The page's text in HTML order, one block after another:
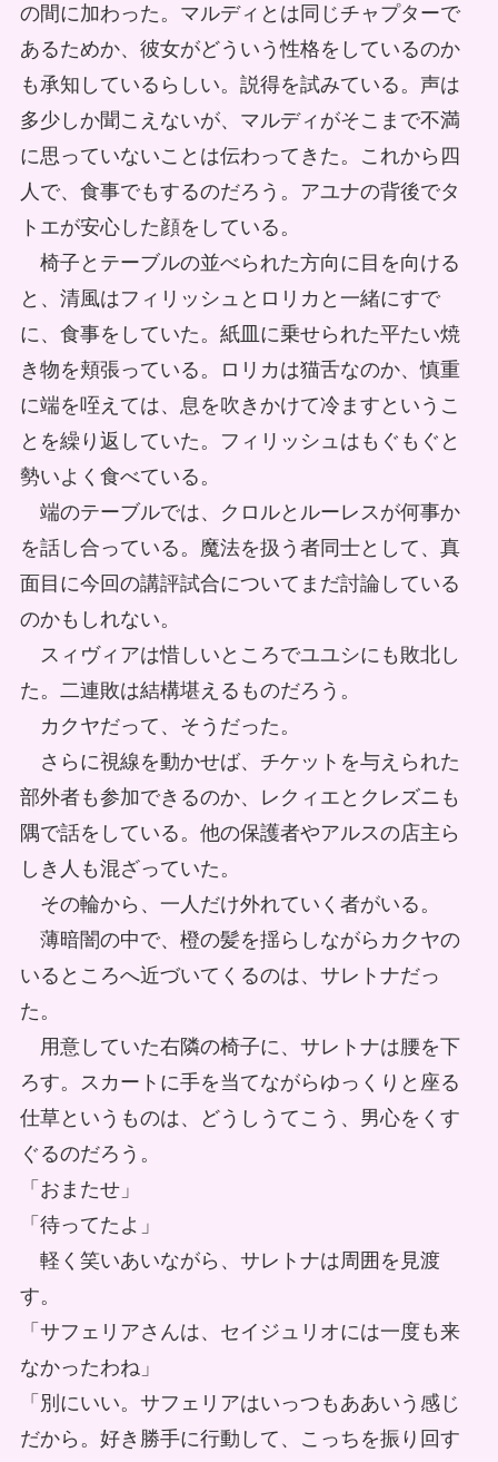
の間に加わった。マルディとは同じチャプターで
あるためか、彼女がどういう性格をしているのか
も承知しているらしい。説得を試みている。声は
多少しか聞こえないが、マルディがそこまで不満
に思っていないことは伝わってきた。これから四
人で、食事でもするのだろう。アユナの背後でタ
トエが安心した顔をしている。
椅子とテーブルの並べられた方向に目を向ける
と、清風はフィリッシュとロリカと一緒にすで
に、食事をしていた。紙皿に乗せられた平たい焼
き物を頬張っている。ロリカは猫舌なのか、慎重
に端を咥えては、息を吹きかけて冷ますというこ
とを繰り返していた。フィリッシュはもぐもぐと
勢いよく食べている。
端のテーブルでは、クロルとルーレスが何事か
を話し合っている。魔法を扱う者同士として、真
面目に今回の講評試合についてまだ討論している
のかもしれない。
スィヴィアは惜しいところでユユシにも敗北し
た。二連敗は結構堪えるものだろう。
カクヤだって、そうだった。
さらに視線を動かせば、チケットを与えられた
部外者も参加できるのか、レクィエとクレズニも
隅で話をしている。他の保護者やアルスの店主ら
しき人も混ざっていた。
その輪から、一人だけ外れていく者がいる。
薄暗闇の中で、橙の髪を揺らしながらカクヤの
いるところへ近づいてくるのは、サレトナだっ
た。
用意していた右隣の椅子に、サレトナは腰を下
ろす。スカートに手を当てながらゆっくりと座る
仕草というものは、どうしうてこう、男心をくす
ぐるのだろう。
「おまたせ」
「待ってたよ」
軽く笑いあいながら、サレトナは周囲を見渡
す。
「サフェリアさんは、セイジュリオには一度も来
なかったわね」
「別にいい。サフェリアはいっつもああいう感じ
だから。好き勝手に行動して、こっちを振り回す